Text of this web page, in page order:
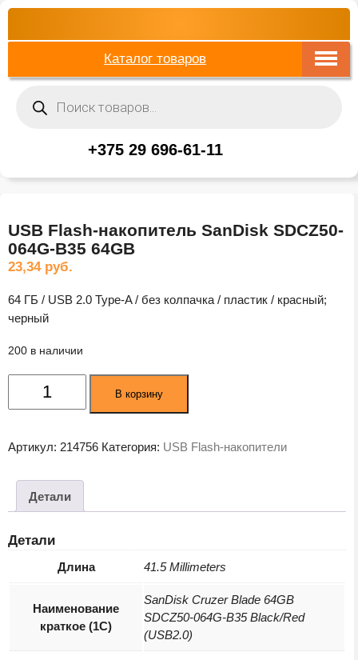
Каталог товаров
товаров
+375 29 696-61-11
USB Flash-накопитель SanDisk SDCZ50-
064G-B35 64GB
23,34 руб.
64 ГБ / USB 2.0 Type-A / без колпачка / пластик / красный;
черный
200 в наличии
Количество
товара
накопитель
SDCZ50-
064G-
64GB
В корзину
Артикул: 214756 Категория: USB Flash-накопители
Детали
Детали
Длина 41.5 Millimeters
Наименование
краткое (1C)
SanDisk Cruzer Blade 64GB
SDCZ50-064G-B35 Black/Red
(USB2.0)